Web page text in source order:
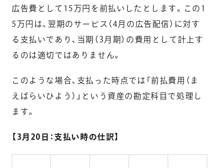
広告費として15万円を前払いしたとします。この1
5万円は、翌期のサービス（4月の広告配信）に対す
る支払いであり、当期（3月期）の費用として計上す
るのは適切ではありません。
このような場合、支払った時点では「前払費用（ま
えばらいひよう）」という資産の勘定科目で処理し
ます。
【3月20日：支払い時の仕訳】